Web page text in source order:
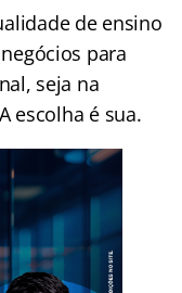
de ensino
para
seja na
escolha é sua.